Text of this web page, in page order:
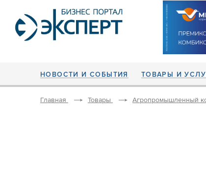
НОВОСТИ И СОБЫТИЯ ТОВАРЫ И
Главная Товары Агропромышленный